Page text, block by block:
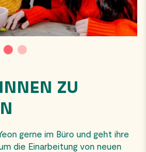
ZU
gerne im Büro und geht ihre
die Einarbeitung von neuen